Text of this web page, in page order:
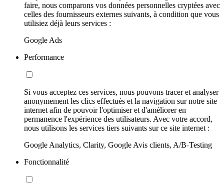
faire, nous comparons vos données personnelles cryptées avec
celles des fournisseurs externes suivants, à condition que vous
utilisiez déjà leurs services :
Google Ads
Performance
Si vous acceptez ces services, nous pouvons tracer et analyser
anonymement les clics effectués et la navigation sur notre site
internet afin de pouvoir l'optimiser et d'améliorer en
permanence l'expérience des utilisateurs. Avec votre accord,
nous utilisons les services tiers suivants sur ce site internet :
Google Analytics, Clarity, Google Avis clients, A/B-Testing
Fonctionnalité